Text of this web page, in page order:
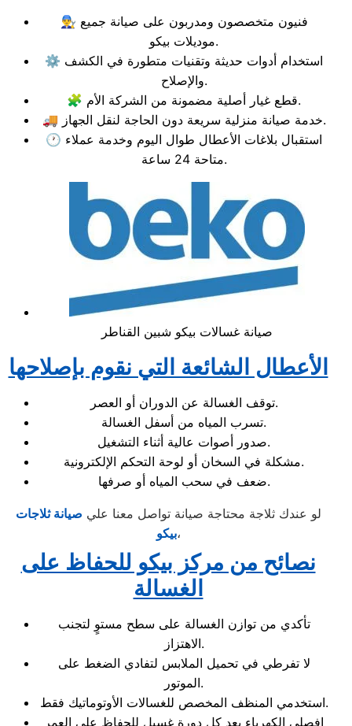
👨‍🔧 فنيون متخصصون ومدربون على صيانة جميع
موديلات بيكو.
⚙️ استخدام أدوات حديثة وتقنيات متطورة في الكشف
والإصلاح.
🧩 قطع غيار أصلية مضمونة من الشركة الأم.
🚚 خدمة صيانة منزلية سريعة دون الحاجة لنقل الجهاز.
🕐 استقبال بلاغات الأعطال طوال اليوم وخدمة عملاء
متاحة 24 ساعة.
صيانة غسالات بيكو شبين القناطر
الأعطال الشائعة التي نقوم بإصلاحها
توقف الغسالة عن الدوران أو العصر.
تسرب المياه من أسفل الغسالة.
صدور أصوات عالية أثناء التشغيل.
مشكلة في السخان أو لوحة التحكم الإلكترونية.
ضعف في سحب المياه أو صرفها.
لو عندك ثلاجة محتاجة صيانة تواصل معنا علي صيانةثلاجات
بيكو،
نصائح من مركز بيكو للحفاظ على
الغسالة
تأكدي من توازن الغسالة على سطح مستوٍ لتجنب
الاهتزاز.
لا تفرطي في تحميل الملابس لتفادي الضغط على
الموتور.
استخدمي المنظف المخصص للغسالات الأوتوماتيك فقط.
افصلي الكهرباء بعد كل دورة غسيل للحفاظ على العمر